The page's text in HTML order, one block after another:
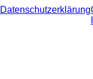
Datenschutzerklärung